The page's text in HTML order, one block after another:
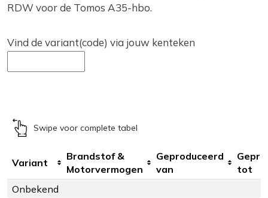
RDW voor de Tomos A35-hbo.
Vind de variant(code) via jouw kenteken
Swipe voor complete tabel
Variant
Brandstof &
Motorvermogen
Geproduceerd
van
tot
Onbekend